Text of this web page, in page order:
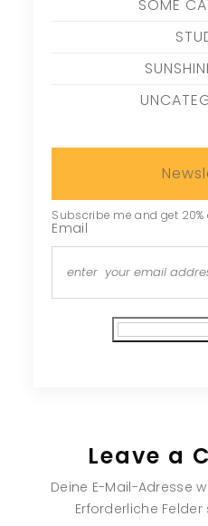
SOME
Subscribe me and get
Email
Leave a
Deine E-Mail-Adresse
Erforderliche